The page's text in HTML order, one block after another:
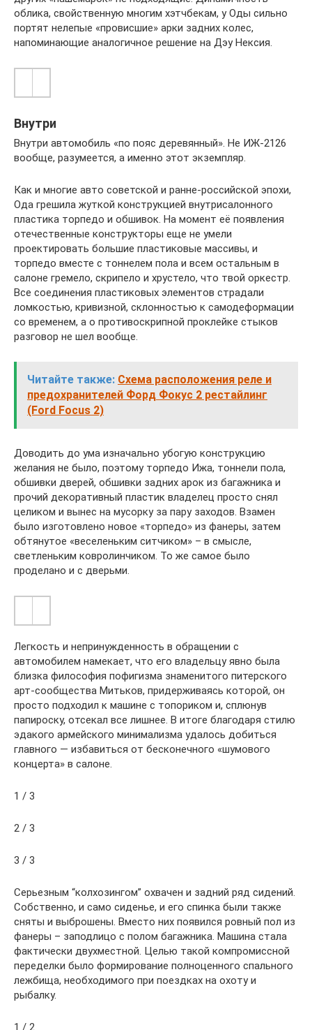
облика, свойственную многим хэтчбекам, у Оды сильно
портят нелепые «провисшие» арки задних колес,
напоминающие аналогичное решение на Дэу Нексия.
Внутри
Внутри автомобиль «по пояс деревянный». Не ИЖ-2126
вообще, разумеется, а именно этот экземпляр.
Как и многие авто советской и ранне-российской эпохи,
Ода грешила жуткой конструкцией внутрисалонного
пластика торпедо и обшивок. На момент её появления
отечественные конструкторы еще не умели
проектировать большие пластиковые массивы, и
торпедо вместе с тоннелем пола и всем остальным в
салоне гремело, скрипело и хрустело, что твой оркестр.
Все соединения пластиковых элементов страдали
ломкостью, кривизной, склонностью к самодеформации
со временем, а о противоскрипной проклейке стыков
разговор не шел вообще.
Читайте также: Схема расположения реле и
предохранителей Форд Фокус 2 рестайлинг
(Ford Focus 2)
Доводить до ума изначально убогую конструкцию
желания не было, поэтому торпедо Ижа, тоннели пола,
обшивки дверей, обшивки задних арок из багажника и
прочий декоративный пластик владелец просто снял
целиком и вынес на мусорку за пару заходов. Взамен
было изготовлено новое «торпедо» из фанеры, затем
обтянутое «веселеньким ситчиком» – в смысле,
светленьким ковролинчиком. То же самое было
проделано и с дверьми.
Легкость и непринужденность в обращении с
автомобилем намекает, что его владельцу явно была
близка философия пофигизма знаменитого питерского
арт-сообщества Митьков, придерживаясь которой, он
просто подходил к машине с топориком и, сплюнув
папироску, отсекал все лишнее. В итоге благодаря стилю
эдакого армейского минимализма удалось добиться
главного — избавиться от бесконечного «шумового
концерта» в салоне.
1 / 3
2 / 3
3 / 3
Серьезным “колхозингом” охвачен и задний ряд сидений.
Собственно, и само сиденье, и его спинка были также
сняты и выброшены. Вместо них появился ровный пол из
фанеры – заподлицо с полом багажника. Машина стала
фактически двухместной. Целью такой компромиссной
переделки было формирование полноценного спального
лежбища, необходимого при поездках на охоту и
рыбалку.
1 / 2